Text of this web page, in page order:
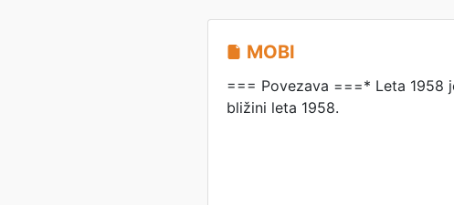
MOBI
=== Povezava ===* Leta 1958
bližini leta 1958.